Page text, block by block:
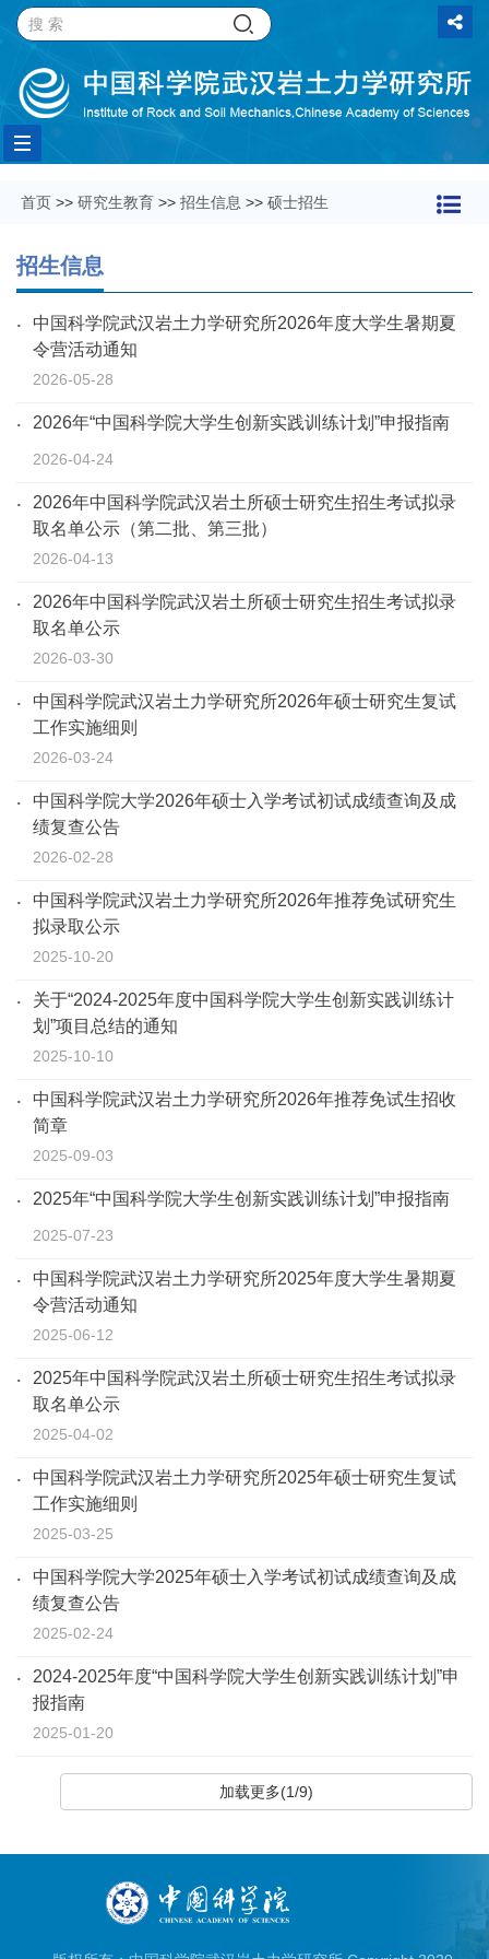
Toggle
navigation
首页 >> 研究生教育 >> 招生信息 >> 硕士招生
招生信息
中国科学院武汉岩土力学研究所2026年度大学生暑期夏
令营活动通知
2026-05-28
2026年“中国科学院大学生创新实践训练计划”申报指南
2026-04-24
2026年中国科学院武汉岩土所硕士研究生招生考试拟录
取名单公示（第二批、第三批）
2026-04-13
2026年中国科学院武汉岩土所硕士研究生招生考试拟录
取名单公示
2026-03-30
中国科学院武汉岩土力学研究所2026年硕士研究生复试
工作实施细则
2026-03-24
中国科学院大学2026年硕士入学考试初试成绩查询及成
绩复查公告
2026-02-28
中国科学院武汉岩土力学研究所2026年推荐免试研究生
拟录取公示
2025-10-20
关于“2024-2025年度中国科学院大学生创新实践训练计
划”项目总结的通知
2025-10-10
中国科学院武汉岩土力学研究所2026年推荐免试生招收
简章
2025-09-03
2025年“中国科学院大学生创新实践训练计划”申报指南
2025-07-23
中国科学院武汉岩土力学研究所2025年度大学生暑期夏
令营活动通知
2025-06-12
2025年中国科学院武汉岩土所硕士研究生招生考试拟录
取名单公示
2025-04-02
中国科学院武汉岩土力学研究所2025年硕士研究生复试
工作实施细则
2025-03-25
中国科学院大学2025年硕士入学考试初试成绩查询及成
绩复查公告
2025-02-24
2024-2025年度“中国科学院大学生创新实践训练计划”申
报指南
2025-01-20
加载更多(1/9)